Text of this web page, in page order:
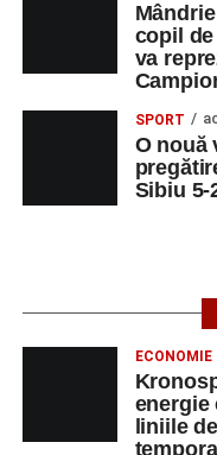
copil
va
SPORT
O nouă
Sibiu 5-
ECONOMIE
energie
liniile